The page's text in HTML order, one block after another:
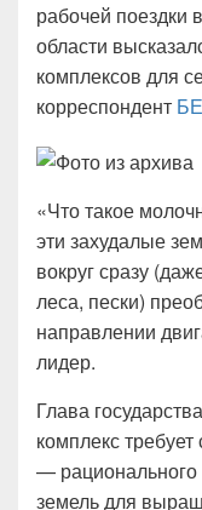
рабочей поездки
области
комплексов для
корреспондент
«Что такое
эти захудалые
вокруг сразу
леса, пески)
направлении
лидер.
Глава
комплекс
—
земель для